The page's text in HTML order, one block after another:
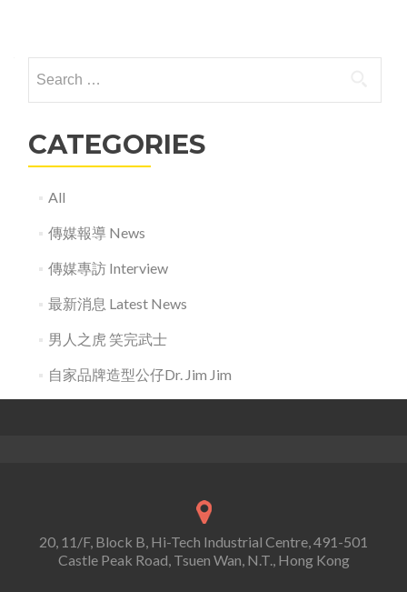
CATEGORIES
All
傳媒報導 News
傳媒專訪 Interview
最新消息 Latest News
男人之虎 笑完武士
自家品牌造型公仔Dr. Jim Jim
20, 11/F, Block B, Hi-Tech Industrial Centre, 491-501
Castle Peak Road, Tsuen Wan, N.T., Hong Kong